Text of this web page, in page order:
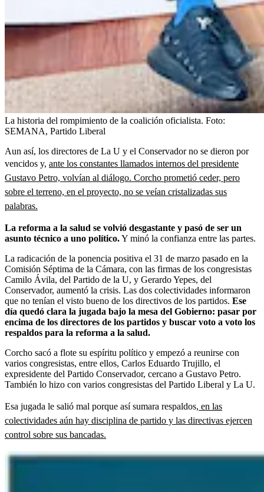
La historia del rompimiento de la coalición oficialista. Foto:
SEMANA, Partido Liberal
Aun así, los directores de La U y el Conservador no se dieron por
vencidos y, ante los constantes llamados internos del presidente
Gustavo Petro, volvían al diálogo. Corcho prometió ceder, pero
sobre el terreno, en el proyecto, no se veían cristalizadas sus
palabras.
La reforma a la salud se volvió desgastante y pasó de ser un
asunto técnico a uno político.Y minó la confianza entre las partes.
La radicación de la ponencia positiva el 31 de marzo pasado en la
Comisión Séptima de la Cámara, con las firmas de los congresistas
Camilo Ávila, del Partido de la U, y Gerardo Yepes, del
Conservador, aumentó la crisis. Las dos colectividades informaron
que no tenían el visto bueno de los directivos de los partidos. Ese
día quedó clara la jugada bajo la mesa del Gobierno: pasar por
encima de los directores de los partidos y buscar voto a voto los
respaldos para la reforma a la salud.
Corcho sacó a flote su espíritu político y empezó a reunirse con
varios congresistas, entre ellos, Carlos Eduardo Trujillo, el
expresidente del Partido Conservador, cercano a Gustavo Petro.
También lo hizo con varios congresistas del Partido Liberal y La U.
Esa jugada le salió mal porque así sumara respaldos, en las
colectividades aún hay disciplina de partido y las directivas ejercen
control sobre sus bancadas.